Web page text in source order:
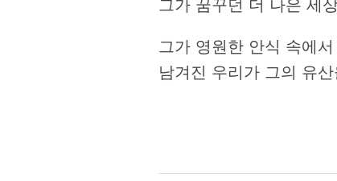
그가 꿈꾸던 더 나은 세
그가 영원한 안식 속에
남겨진 우리가 그의 유